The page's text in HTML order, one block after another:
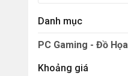
Danh mục
PC Gaming - Đồ Họa
Khoảng giá